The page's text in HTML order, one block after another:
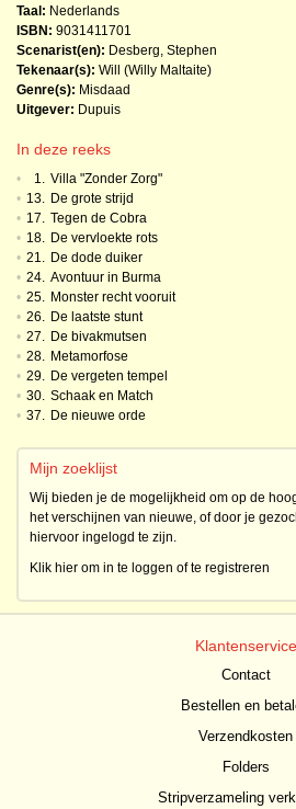
Taal: Nederlands
ISBN: 9031411701
Scenarist(en): Desberg, Stephen
Tekenaar(s): Will (Willy Maltaite)
Genre(s): Misdaad
Uitgever: Dupuis
In deze reeks
• 1. Villa "Zonder Zorg"
• 13. De grote strijd
• 17. Tegen de Cobra
• 18. De vervloekte rots
• 21. De dode duiker
• 24. Avontuur in Burma
• 25. Monster recht vooruit
• 26. De laatste stunt
• 27. De bivakmutsen
• 28. Metamorfose
• 29. De vergeten tempel
• 30. Schaak en Match
• 37. De nieuwe orde
Mijn zoeklijst
Wij bieden je de mogelijkheid om op de
het verschijnen van nieuwe, of door je
hiervoor ingelogd te zijn.
Klik hier om in te loggen of te registreren
Klantenservice
Contact
Bestellen en
Verzendkosten
Folders
Stripverzameling